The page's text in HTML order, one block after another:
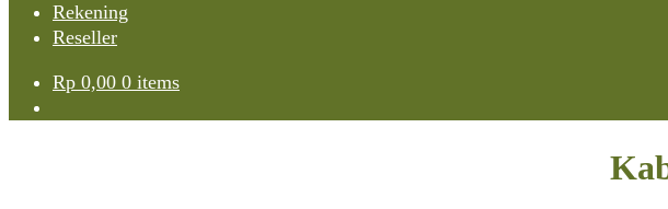
Rekening
Reseller
Rp 0,00 0 items